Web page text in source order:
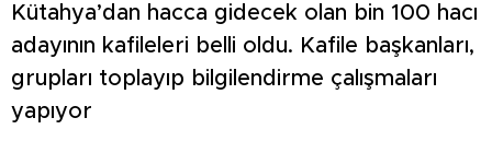
Kütahya’dan hacca gidecek olan bin 100 hacı
adayının kafileleri belli oldu. Kafile başkanları,
grupları toplayıp bilgilendirme çalışmaları
yapıyor